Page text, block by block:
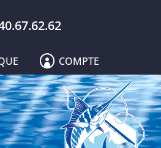
 COMPTE